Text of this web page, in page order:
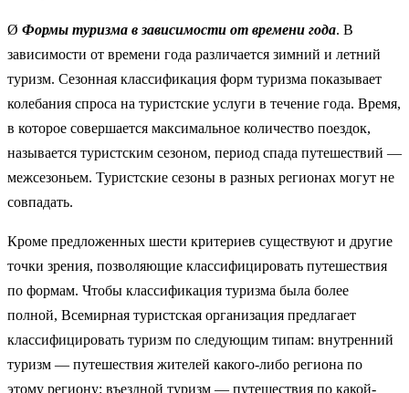
Ø Формы туризма в зависимости от времени года. В
зависимости от времени года различается зимний и летний
туризм. Сезонная классификация форм туризма показывает
колебания спроса на туристские услуги в течение года. Время,
в которое совершается максимальное количество поездок,
называется туристским сезоном, период спада путешествий —
межсезоньем. Туристские сезоны в разных регионах могут не
совпадать.
Кроме предложенных шести критериев существуют и другие
точки зрения, позволяющие классифицировать путешествия
по формам. Чтобы классификация туризма была более
полной, Всемирная туристская организация предлагает
классифицировать туризм по следующим типам: внутренний
туризм — путешествия жителей какого-либо региона по
этому региону; въездной туризм — путешествия по какой-